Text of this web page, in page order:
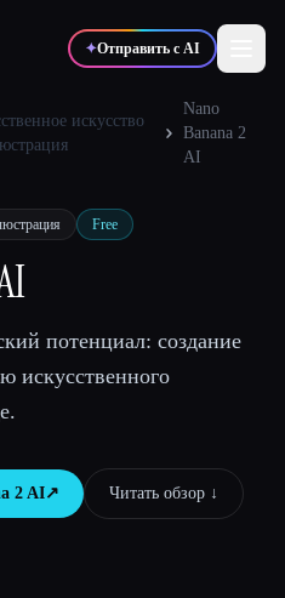
✦Отправить с AI
🎬Креаторы
искусство
Nano
Banana 2
AI
Free
потенциал: создание
искусственного
2 AI↗︎ Читать обзор ↓︎